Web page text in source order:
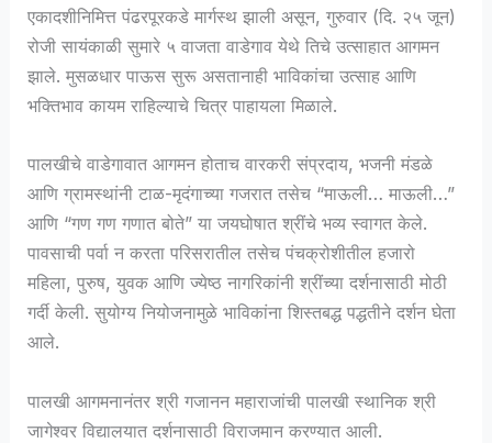
एकादशीनिमित्त पंढरपूरकडे मार्गस्थ झाली असून, गुरुवार (दि. २५ जून)
रोजी सायंकाळी सुमारे ५ वाजता वाडेगाव येथे तिचे उत्साहात आगमन
झाले. मुसळधार पाऊस सुरू असतानाही भाविकांचा उत्साह आणि
भक्तिभाव कायम राहिल्याचे चित्र पाहायला मिळाले.
पालखीचे वाडेगावात आगमन होताच वारकरी संप्रदाय, भजनी मंडळे
आणि ग्रामस्थांनी टाळ-मृदंगाच्या गजरात तसेच “माऊली… माऊली…”
आणि “गण गण गणात बोते” या जयघोषात श्रींचे भव्य स्वागत केले.
पावसाची पर्वा न करता परिसरातील तसेच पंचक्रोशीतील हजारो
महिला, पुरुष, युवक आणि ज्येष्ठ नागरिकांनी श्रींच्या दर्शनासाठी मोठी
गर्दी केली. सुयोग्य नियोजनामुळे भाविकांना शिस्तबद्ध पद्धतीने दर्शन घेता
आले.
पालखी आगमनानंतर श्री गजानन महाराजांची पालखी स्थानिक श्री
जागेश्वर विद्यालयात दर्शनासाठी विराजमान करण्यात आली.